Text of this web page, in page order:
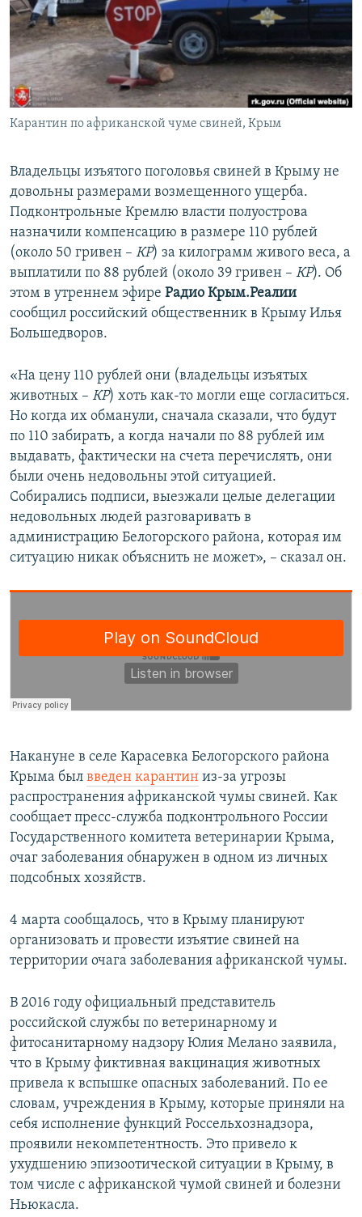
ПОБЕДИТЕЛЕЙ НЕ СУДЯТ?
КРЫМ.НЕПОКОРЕННЫЙ
ELIFBE
УКРАИНСКАЯ ПРОБЛЕМА КРЫМА
ПРИСОЕДИНЯЙТЕСЬ!
Все сайты RFE/RL
Карантин по африканской чуме свиней, Крым
Владельцы изъятого поголовья свиней в Крыму не
довольны размерами возмещенного ущерба.
Подконтрольные Кремлю власти полуострова
назначили компенсацию в размере 110 рублей
(около 50 гривен – КР) за килограмм живого веса, а
выплатили по 88 рублей (около 39 гривен – КР). Об
этом в утреннем эфире Радио Крым.Реалии
сообщил российский общественник в Крыму Илья
Большедворов.
«На цену 110 рублей они (владельцы изъятых
животных – КР) хоть как-то могли еще согласиться.
Но когда их обманули, сначала сказали, что будут
по 110 забирать, а когда начали по 88 рублей им
выдавать, фактически на счета перечислять, они
были очень недовольны этой ситуацией.
Собирались подписи, выезжали целые делегации
недовольных людей разговаривать в
администрацию Белогорского района, которая им
ситуацию никак объяснить не может», – сказал он.
Накануне в селе Карасевка Белогорского района
Крыма был введен карантин из-за угрозы
распространения африканской чумы свиней. Как
сообщает пресс-служба подконтрольного России
Государственного комитета ветеринарии Крыма,
очаг заболевания обнаружен в одном из личных
подсобных хозяйств.
4 марта сообщалось, что в Крыму планируют
организовать и провести изъятие свиней на
территории очага заболевания африканской чумы.
В 2016 году официальный представитель
российской службы по ветеринарному и
фитосанитарному надзору Юлия Мелано заявила,
что в Крыму фиктивная вакцинация животных
привела к вспышке опасных заболеваний. По ее
словам, учреждения в Крыму, которые приняли на
себя исполнение функций Россельхознадзора,
проявили некомпетентность. Это привело к
ухудшению эпизоотической ситуации в Крыму, в
том числе с африканской чумой свиней и болезни
Ньюкасла.